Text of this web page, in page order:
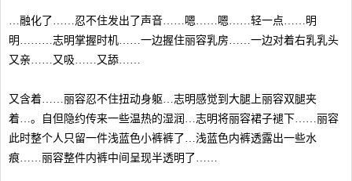
…融化了……忍不住发出了声音……嗯……嗯……轻一点……明
明………志明掌握时机……一边握住丽容乳房……一边对着右乳乳头
又亲……又吸……又舔……
又含着……丽容忍不住扭动身躯…志明感觉到大腿上丽容双腿夹
着…。自但隐约传来一些温热的湿润…志明将丽容裙子褪下……丽容
此时整个人只留一件浅蓝色小裤裤了…浅蓝色内裤透露出一些水
痕……丽容整件内裤中间呈现半透明了……